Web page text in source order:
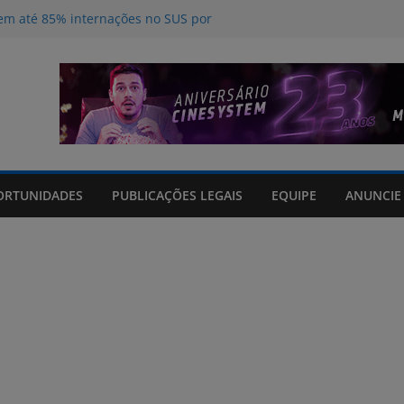
até 85% internações no SUS por
na FURG até sexta (7) pela manhã
orienta antecipação de horários
do curso de Operador de
certificados
PUBLICAÇÕES LEGAIS EQUIPE ANUNCIE